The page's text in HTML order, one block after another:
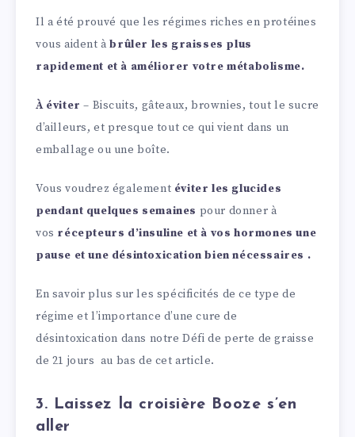
Il a été prouvé que les régimes riches en protéines
vous aident àbrûler les graisses plus
rapidement et à améliorer votre métabolisme.
À éviter – Biscuits, gâteaux, brownies, tout le sucre
d’ailleurs, et presque tout ce qui vient dans un
emballage ou une boîte.
Vous voudrez également éviter les glucides
pendant quelques semaines pour donner à
vos récepteurs d’insuline et à vos hormones une
pause et une désintoxication bien nécessaires .
En savoir plus sur les spécificités de ce type de
régime et l’importance d’une cure de
désintoxication dans notre Défi de perte de graisse
de 21 jours au bas de cet article.
3. Laissez la croisière Booze s’en
aller